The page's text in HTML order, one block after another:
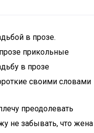
в прозе.
прикольные
в прозе
своими словами
преодолевать
не забывать, что жена